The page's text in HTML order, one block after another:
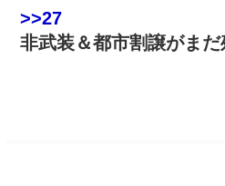
>>27
非武装＆都市割譲がまだ